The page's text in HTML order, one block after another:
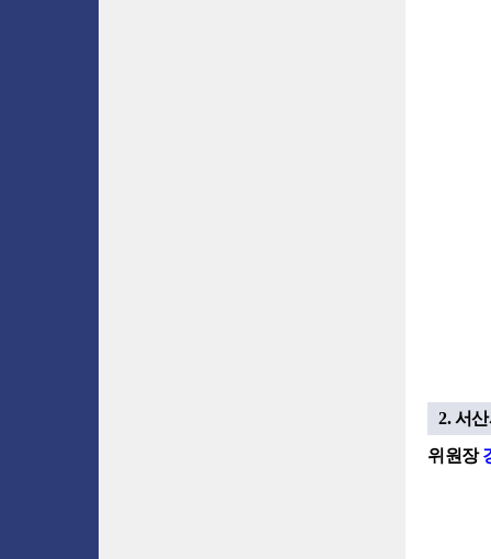
2. 서
위원장